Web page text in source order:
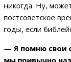
никогда. Ну,
постсоветское
годы, если
— Я помню свои